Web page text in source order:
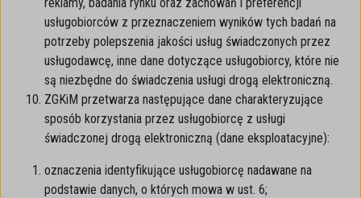
usługobiorców z przeznaczeniem wyników tych badań na
potrzeby polepszenia jakości usług świadczonych przez
usługodawcę, inne dane dotyczące usługobiorcy, które nie
są niezbędne do świadczenia usługi drogą elektroniczną.
ZGKiM przetwarza następujące dane charakteryzujące
sposób korzystania przez usługobiorcę z usługi
świadczonej drogą elektroniczną (dane eksploatacyjne):
oznaczenia identyfikujące usługobiorcę nadawane na
podstawie danych, o których mowa w ust. 6;